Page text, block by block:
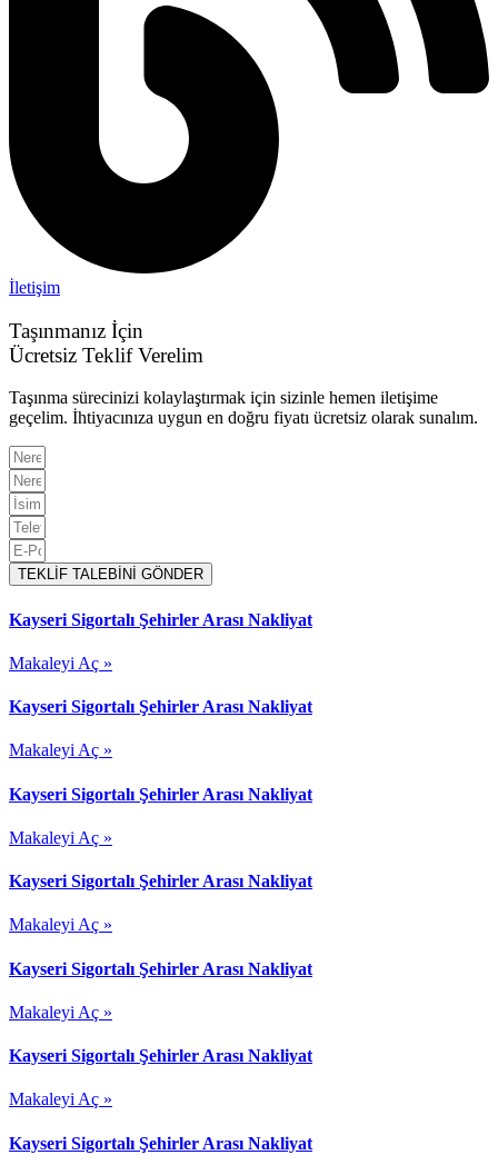
İletişim
Taşınmanız İçin
Ücretsiz Teklif Verelim
Taşınma sürecinizi kolaylaştırmak için sizinle hemen iletişime
geçelim. İhtiyacınıza uygun en doğru fiyatı ücretsiz olarak sunalım.
TEKLİF TALEBİNİ GÖNDER
Kayseri Sigortalı Şehirler Arası Nakliyat
Makaleyi Aç »
Kayseri Sigortalı Şehirler Arası Nakliyat
Makaleyi Aç »
Kayseri Sigortalı Şehirler Arası Nakliyat
Makaleyi Aç »
Kayseri Sigortalı Şehirler Arası Nakliyat
Makaleyi Aç »
Kayseri Sigortalı Şehirler Arası Nakliyat
Makaleyi Aç »
Kayseri Sigortalı Şehirler Arası Nakliyat
Makaleyi Aç »
Kayseri Sigortalı Şehirler Arası Nakliyat